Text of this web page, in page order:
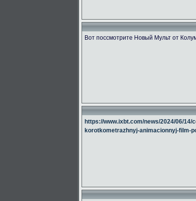
Вот поссмотрите Новый Мульт от
https://www.ixbt.com/news/2024/06/
korotkometrazhnyj-animacionnyj-film-